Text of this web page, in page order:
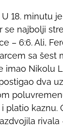
18. minutu
najbolji
– 6:6. Ali,
sa šest
Nikolu
dva
platio kaznu.
rivala